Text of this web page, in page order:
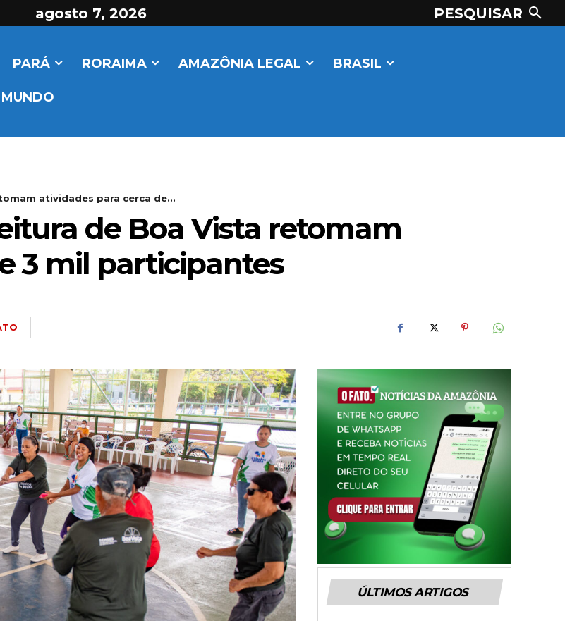
agosto 7, 2026 PESQUISAR
PARÁ RORAIMA AMAZÔNIA LEGAL BRASIL
MUNDO
atividades para cerca de...
de Boa Vista retomam
3 mil participantes
ÚLTIMOS ARTIGOS